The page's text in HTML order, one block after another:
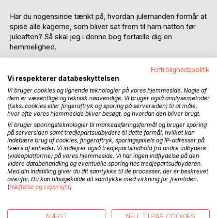
Har du nogensinde tænkt på, hvordan julemanden formår at
spise alle kagerne, som bliver sat frem til ham natten før
juleaften? Så skal jeg i denne bog fortælle dig en
hemmelighed.
Jeg hedder Jomar og er en drillenisse. I december flytter
jeg ind i et hus, hvor der bor børn som ikke tror på
julemanden. Om dagen skjuler jeg mig, men når mørket
sænker sig og alle sover sødt, lister jeg frem fra mit
gemmested. Jeg lusker rundt i huset og laver nissedrillerier.
Dem, der bor der ved aldrig, hvad der venter dem, når de
står op om morgenen. Listen af drillerier er lang. En nat
pakkede jeg juletræet ind i toiletpapir, og en anden gang
smurte jeg chokoladepålæg på toiletbrættet. Jeg farvede
mælken i køleskabet blå og tegnede med tandpasta på
spejlet. Alt dette gør jeg for at vise børnene, at julemanden
findes. Så du forstår nok, at mit arbejde er meget vigtigt.
den lange vinterdvale. Vil vi vågne i tide, så vi når at flytte
Fortrolighedspolitik
Vi respekterer databeskyttelsen
Vi bruger cookies og lignende teknologier på vores hjemmeside. Nogle af
dem er væsentlige og teknisk nødvendige. Vi bruger også analysemetoder
(f.eks. cookies eller fingeraftryk og sporing på serversiden) til at måle,
hvor ofte vores hjemmeside bliver besøgt, og hvordan den bliver brugt.
Vi bruger sporingsteknologier til markedsføringsformål og bruger sporing
på serversiden samt tredjepartsudbydere til dette formål, hvilket kan
indebære brug af cookies, fingeraftryk, sporingspixels og IP-adresser på
tværs af enheder. Vi indlejrer også tredjepartsindhold fra andre udbydere
(videoplatforme) på vores hjemmeside. Vi har ingen indflydelse på den
videre databehandling og eventuelle sporing hos tredjepartsudbyderen.
Med din indstilling giver du dit samtykke til de processer, der er beskrevet
ovenfor. Du kan tilbagekalde dit samtykke med virkning for fremtiden.
(Hæftelse og copyright)
NÆGT NEJ, TILPAS COOKIES